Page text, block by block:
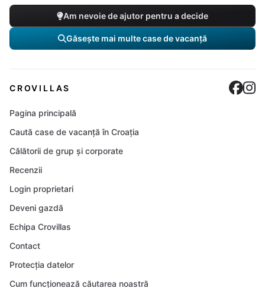
Am nevoie de ajutor pentru a decide
Găsește mai multe case de vacanță
CROVILLAS
Pagina principală
Caută case de vacanță în Croația
Călătorii de grup și corporate
Recenzii
Login proprietari
Deveni gazdă
Echipa Crovillas
Contact
Protecția datelor
Cum funcționează căutarea noastră